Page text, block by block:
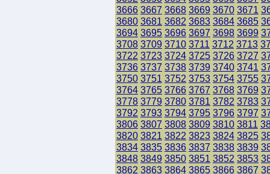
3666 3667 3668 3669 3670 3671
3680 3681 3682 3683 3684 3685
3694 3695 3696 3697 3698 3699
3708 3709 3710 3711 3712 3713
3722 3723 3724 3725 3726 3727
3736 3737 3738 3739 3740 3741
3750 3751 3752 3753 3754 3755
3764 3765 3766 3767 3768 3769
3778 3779 3780 3781 3782 3783
3792 3793 3794 3795 3796 3797
3806 3807 3808 3809 3810 3811
3820 3821 3822 3823 3824 3825
3834 3835 3836 3837 3838 3839
3848 3849 3850 3851 3852 3853
3862 3863 3864 3865 3866 3867